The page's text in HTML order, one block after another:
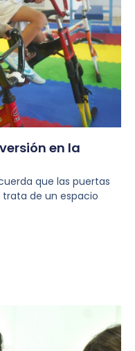
en la
que las puertas
trata de un espacio